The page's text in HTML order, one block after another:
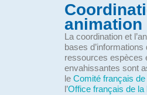
animation
La coordination et
bases
ressources espèces
envahissantes sont
le Comité français de
l’Office français de la